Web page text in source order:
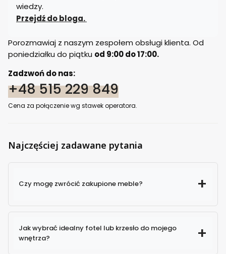
wiedzy.
Przejdź do bloga.
Porozmawiaj z naszym zespołem obsługi klienta. Od
poniedziałku do piątku od 9:00 do 17:00.
Zadzwoń do nas:
+48 515 229 849
Cena za połączenie wg stawek operatora.
Najczęściej zadawane pytania
Czy mogę zwrócić zakupione meble?
Jak wybrać idealny fotel lub krzesło do mojego
wnętrza?